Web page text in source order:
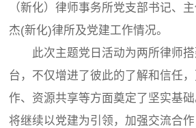
（新化）律师事务所党支部书记、
杰(新化)律所及党建工作情况。
此次主题党日活动为两所律师
台，不仅增进了彼此的了解和信任
作、资源共享等方面奠定了坚实基
将继续以党建为引领，加强交流合